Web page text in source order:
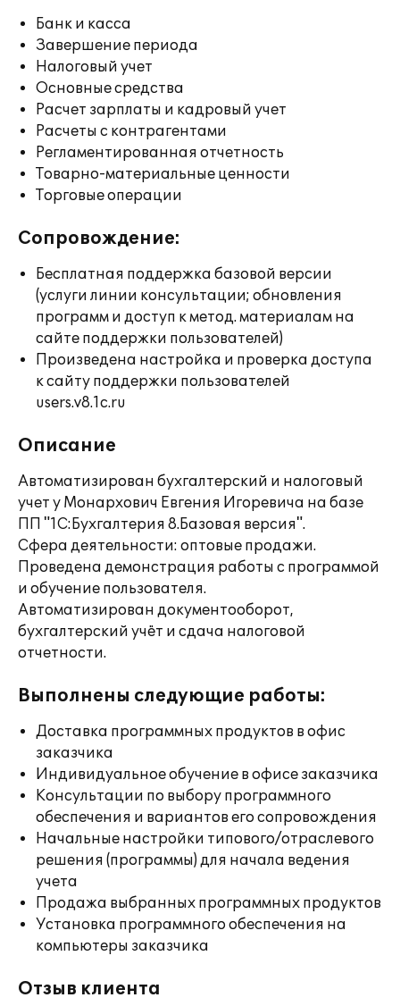
Банк и касса
Завершение периода
Налоговый учет
Основные средства
Расчет зарплаты и кадровый учет
Расчеты с контрагентами
Регламентированная отчетность
Товарно-материальные ценности
Торговые операции
Сопровождение:
Бесплатная поддержка базовой версии
(услуги линии консультации; обновления
программ и доступ к метод. материалам на
сайте поддержки пользователей)
Произведена настройка и проверка доступа
к сайту поддержки пользователей
users.v8.1c.ru
Описание
Автоматизирован бухгалтерский и налоговый
учет у Монархович Евгения Игоревича на базе
ПП "1С:Бухгалтерия 8.Базовая версия".
Сфера деятельности: оптовые продажи.
Проведена демонстрация работы с программой
и обучение пользователя.
Автоматизирован документооборот,
бухгалтерский учёт и сдача налоговой
отчетности.
Выполнены следующие работы:
Доставка программных продуктов в офис
заказчика
Индивидуальное обучение в офисе заказчика
Консультации по выбору программного
обеспечения и вариантов его сопровождения
Начальные настройки типового/отраслевого
решения (программы) для начала ведения
учета
Продажа выбранных программных продуктов
Установка программного обеспечения на
компьютеры заказчика
Отзыв клиента